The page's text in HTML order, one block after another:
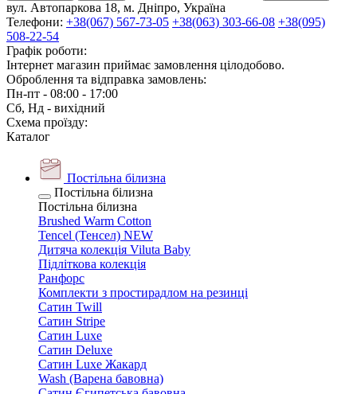
вул. Автопаркова 18, м. Дніпро, Україна
Телефони: +38(067) 567-73-05 +38(063) 303-66-08 +38(095)
508-22-54
Графік роботи:
Інтернет магазин приймає замовлення цілодобово.
Оброблення та відправка замовлень:
Пн-пт - 08:00 - 17:00
Сб, Нд - вихідний
Схема проїзду:
Каталог
Постільна білизна
Постільна білизна
Постільна білизна
Brushed Warm Cotton
Tencel (Тенсел) NEW
Дитяча колекція Viluta Baby
Підліткова колекція
Ранфорс
Комплекти з простирадлом на резинці
Сатин Twill
Сатин Stripe
Сатин Luxe
Сатин Deluxe
Сатин Luxe Жакард
Wash (Варена бавовна)